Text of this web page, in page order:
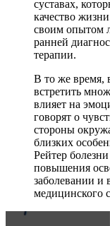
суставах,
качество
своим опытом
ранней
терапии.
В то же время,
встретить
влияет на
говорят о
стороны
близких
Рейтер
повышения
заболевании и
медицинского